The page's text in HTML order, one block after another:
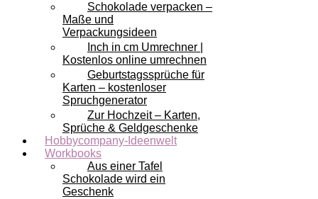
Schokolade verpacken –
Maße und
Verpackungsideen
Inch in cm Umrechner |
Kostenlos online umrechnen
Geburtstagssprüche für
Karten – kostenloser
Spruchgenerator
Zur Hochzeit – Karten,
Sprüche & Geldgeschenke
Hobbycompany-Ideenwelt
Workbooks
Aus einer Tafel
Schokolade wird ein
Geschenk